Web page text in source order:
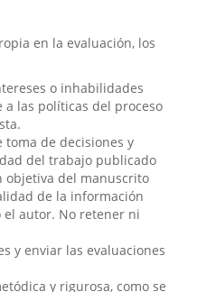
en la evaluación, los
o inhabilidades
las políticas del proceso
de decisiones y
del trabajo publicado
objetiva del manuscrito
de la información
autor. No retener ni
y enviar las evaluaciones
y rigurosa, como se